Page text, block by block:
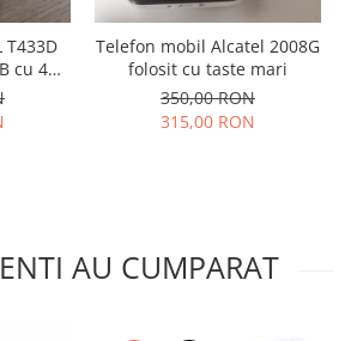
T433D
cu 4G
Telefon mobil Alcatel 2008G
folosit cu taste mari
350,00 RON
315,00 RON
AU CUMPARAT